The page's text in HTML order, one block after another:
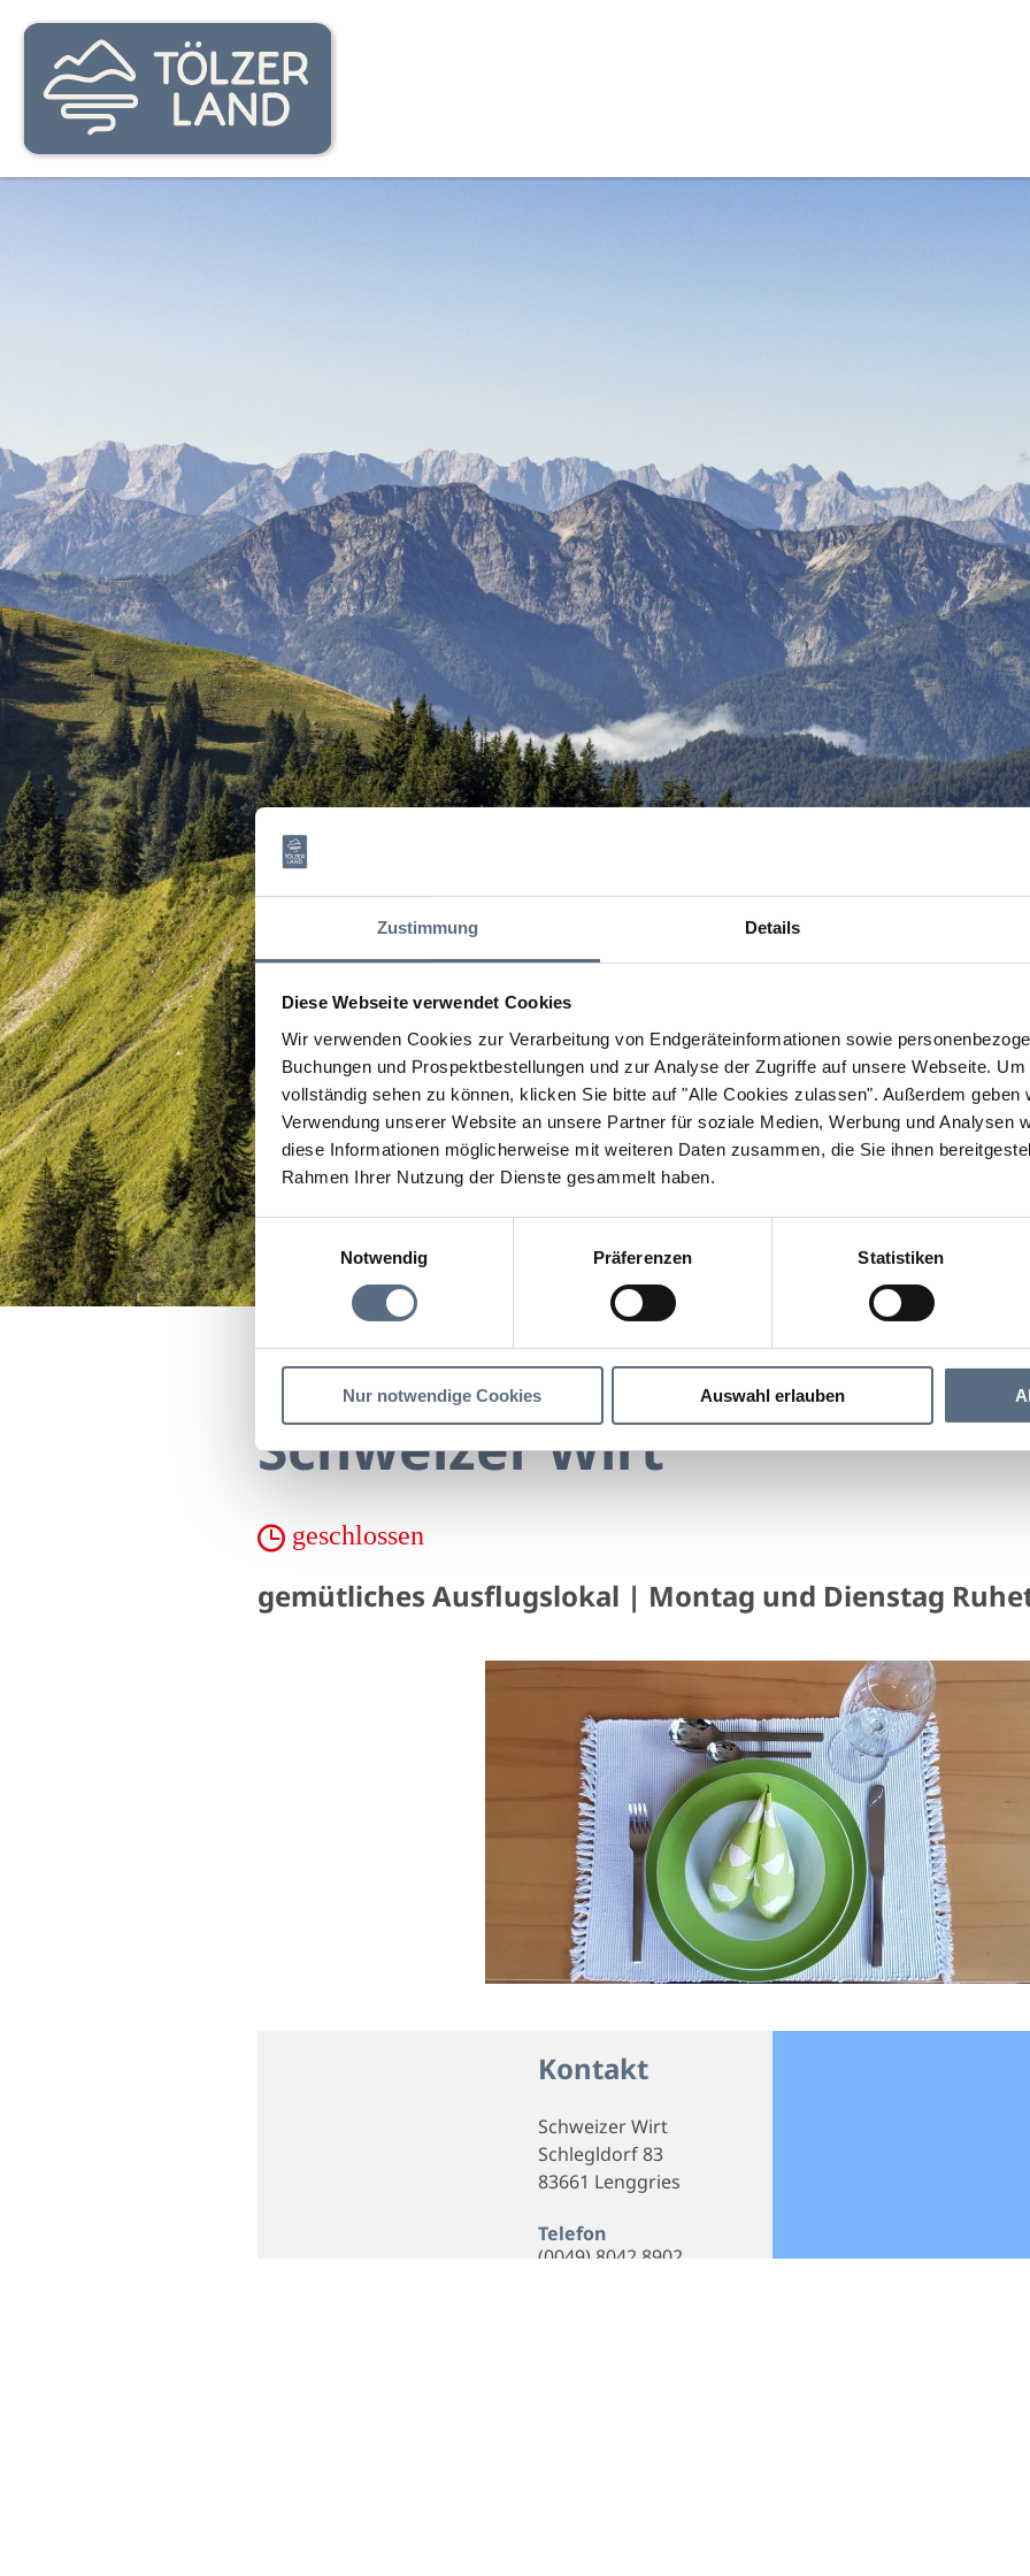
Zustimmung Details
Diese Webseite verwendet Cookies
Wir verwenden Cookies zur Verarbeitung von Endgeräteinformationen sowie
Buchungen und Prospektbestellungen und zur Analyse der Zugriffe auf unsere Webseite. Um
vollständig sehen zu können, klicken Sie bitte auf "Alle Cookies zulassen". Außerdem geben
Verwendung unserer Website an unsere Partner für soziale Medien, Werbung und Analysen
diese Informationen möglicherweise mit weiteren Daten zusammen, die Sie ihnen
Rahmen Ihrer Nutzung der Dienste gesammelt haben.
Einwilligungsauswahl
Notwendig
Präferenzen Statistiken
Nur notwendige Cookies Auswahl erlauben
Schweizer Wirt
geschlossen
gemütliches Ausflugslokal | Montag und Dienstag
Kontakt
Schweizer Wirt
Schlegldorf 83
83661 Lenggries
Telefon
(0049) 8042 8902